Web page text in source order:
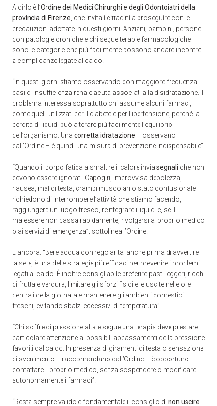
A dirlo è l’Ordine dei Medici Chirurghi e degli Odontoiatri della
provincia di Firenze , che invita i cittadini a proseguire con le
precauzioni adottate in questi giorni. Anziani, bambini, persone
con patologie croniche e chi segue terapie farmacologiche
sono le categorie che più facilmente possono andare incontro
a complicanze legate al caldo.
“In questi giorni stiamo osservando con maggiore frequenza
casi di insufficienza renale acuta associati alla disidratazione. Il
problema interessa soprattutto chi assume alcuni farmaci,
come quelli utilizzati per il diabete e per l’ipertensione, perché la
perdita di liquidi può alterare più facilmente l’equilibrio
dell’organismo. Una corretta idratazione – osservano
dall’Ordine – è quindi una misura di prevenzione indispensabile”.
“Quando il corpo fatica a smaltire il calore invia segnali che non
devono essere ignorati. Capogiri, improvvisa debolezza,
nausea, mal di testa, crampi muscolari o stato confusionale
richiedono di interrompere l’attività che stiamo facendo,
raggiungere un luogo fresco, reintegrare i liquidi e, se il
malessere non passa rapidamente, rivolgersi al proprio medico
o ai servizi di emergenza”, sottolinea l’Ordine.
E ancora: “Bere acqua con regolarità, anche prima di avvertire
la sete, è una delle strategie più efficaci per prevenire i problemi
legati al caldo. È inoltre consigliabile preferire pasti leggeri, ricchi
di frutta e verdura, limitare gli sforzi fisici e le uscite nelle ore
centrali della giornata e mantenere gli ambienti domestici
freschi, evitando sbalzi eccessivi di temperatura”.
“Chi soffre di pressione alta e segue una terapia deve prestare
particolare attenzione ai possibili abbassamenti della pressione
favoriti dal caldo. In presenza di giramenti di testa o sensazione
di svenimento – raccomandano dall’Ordine – è opportuno
contattare il proprio medico, senza sospendere o modificare
autonomamente i farmaci”.
“Resta sempre valido e fondamentale il consiglio di non uscire